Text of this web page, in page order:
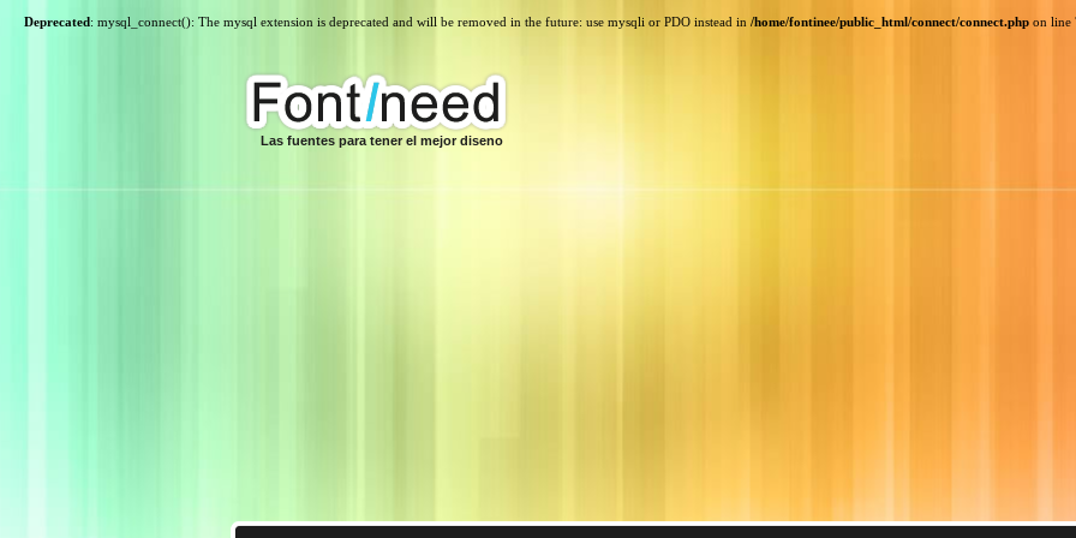
Deprecated: mysql_connect(): The mysql extension is deprecated and will be removed in the future: use mysqli or PDO instead in /home/fontinee/public_html/connect/connect.php on line
Las fuentes para tener el mejor diseno